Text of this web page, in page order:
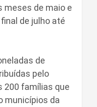
meses de maio e
de julho até
de
pelo
200 famílias que
municípios da